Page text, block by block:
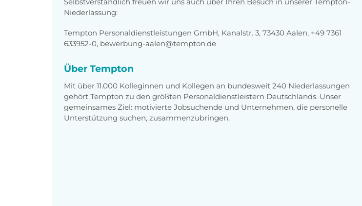
Niederlassung:
Tempton Personaldienstleistungen GmbH, Kanalstr. 3, 73430 Aalen, +49 7361
633952-0, bewerbung-aalen@tempton.de
Über Tempton
Mit über 11.000 Kolleginnen und Kollegen an bundesweit 240 Niederlassungen
gehört Tempton zu den größten Personaldienstleistern Deutschlands. Unser
gemeinsames Ziel: motivierte Jobsuchende und Unternehmen, die personelle
Unterstützung suchen, zusammenzubringen.